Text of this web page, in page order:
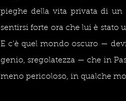
pieghe della vita privata di un
sentirsi forte ora che lui è stato
E c'è quel mondo oscuro —
genio, sregolatezza — che in
meno pericoloso, in qualche